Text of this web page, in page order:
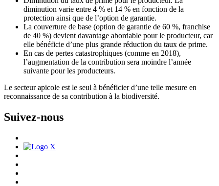
diminution varie entre 4 % et 14 % en fonction de la
protection ainsi que de l’option de garantie.
La couverture de base (option de garantie de 60 %, franchise
de 40 %) devient davantage abordable pour le producteur, car
elle bénéficie d’une plus grande réduction du taux de prime.
En cas de pertes catastrophiques (comme en 2018),
l’augmentation de la contribution sera moindre l’année
suivante pour les producteurs.
Le secteur apicole est le seul à bénéficier d’une telle mesure en
reconnaissance de sa contribution à la biodiversité.
Suivez-nous